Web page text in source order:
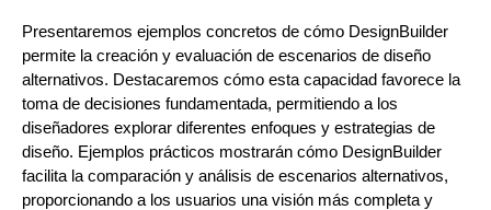
Presentaremos ejemplos concretos de cómo DesignBuilder
permite la creación y evaluación de escenarios de diseño
alternativos. Destacaremos cómo esta capacidad favorece la
toma de decisiones fundamentada, permitiendo a los
diseñadores explorar diferentes enfoques y estrategias de
diseño. Ejemplos prácticos mostrarán cómo DesignBuilder
facilita la comparación y análisis de escenarios alternativos,
proporcionando a los usuarios una visión más completa y